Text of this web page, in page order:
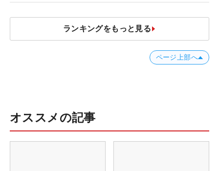
減するワケ
ランキングをもっと見る
ページ上部へ
オススメの記事